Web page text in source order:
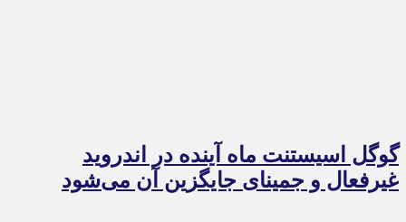
گوگل اسیستنت ماه آینده در اندروید
غیرفعال و جمینای جایگزین آن می‌شود